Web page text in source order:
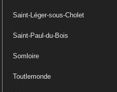
Saint-Léger-sous-Cholet
Saint-Paul-du-Bois
Somloire
Toutlemonde